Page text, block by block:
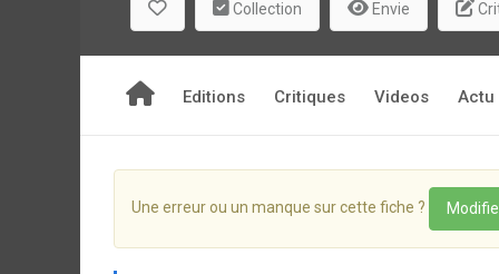
Aucune importance si je gardais tout ça pour
imagination ni d’un rêve. Je ne savais pas
Collection Envie
Editions Critiques Videos Actu
Une erreur ou un manque sur cette fiche ?